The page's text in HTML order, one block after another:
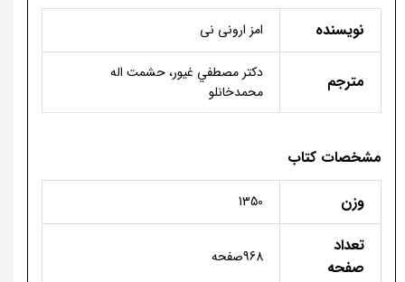
نویسنده
امز ارونی نی
مترجم
دكتر مصطفي غيور، حشمت اله
محمدخانلو
مشخصات کتاب
وزن
1350
تعداد
صفحه
968صفحه